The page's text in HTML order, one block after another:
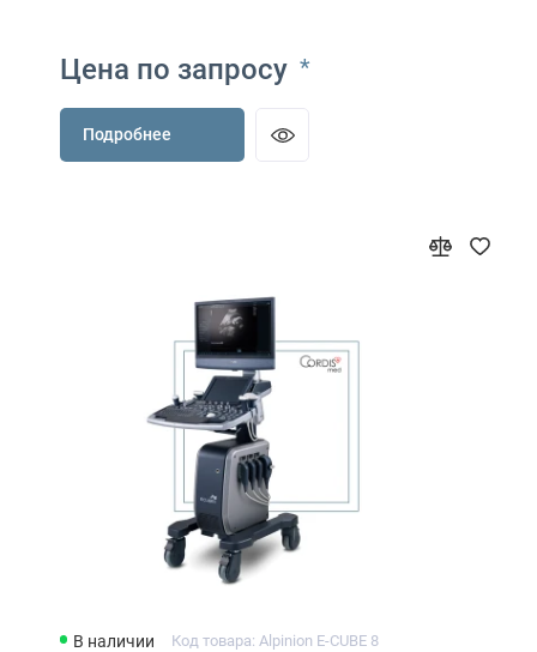
Цена по запросу *
Подробнее
В наличии Код товара: Alpinion E-CUBE 8